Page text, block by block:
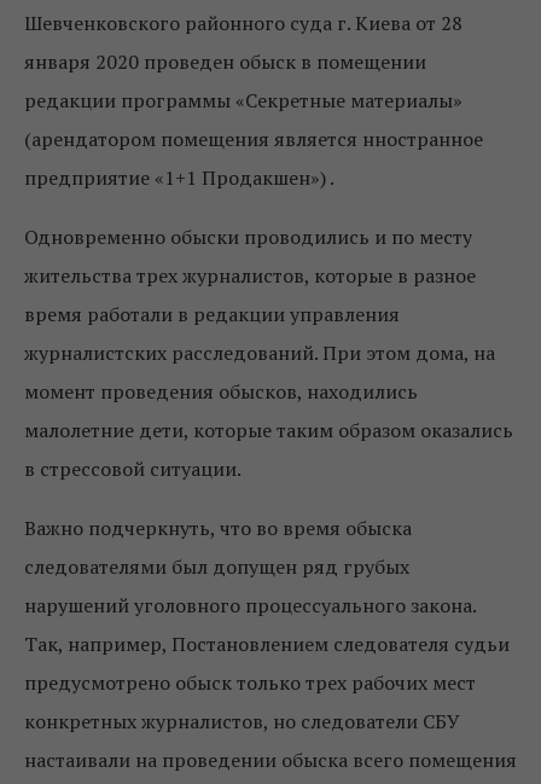
Шевченковского районного суда г. Киева от 28
января 2020 проведен обыск в помещении
редакции программы «Секретные материалы»
(арендатором помещения является нностранное
предприятие «1+1 Продакшен») .
Одновременно обыски проводились и по месту
жительства трех журналистов, которые в разное
время работали в редакции управления
журналистских расследований. При этом дома, на
момент проведения обысков, находились
малолетние дети, которые таким образом оказались
в стрессовой ситуации.
Важно подчеркнуть, что во время обыска
следователями был допущен ряд грубых
нарушений уголовного процессуального закона.
Так, например, Постановлением следователя судьи
предусмотрено обыск только трех рабочих мест
конкретных журналистов, но следователи СБУ
настаивали на проведении обыска всего помещения